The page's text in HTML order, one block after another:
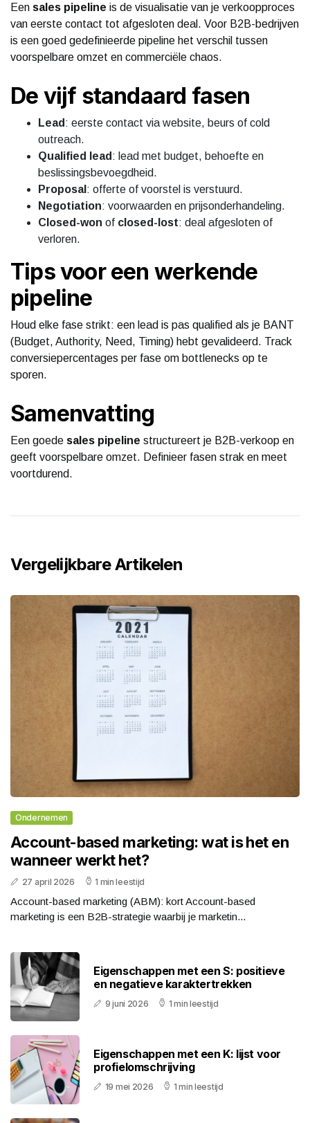
Een sales pipeline is de visualisatie van je verkoopproces
van eerste contact tot afgesloten deal. Voor B2B-bedrijven
is een goed gedefinieerde pipeline het verschil tussen
voorspelbare omzet en commerciële chaos.
De vijf standaard fasen
Lead : eerste contact via website, beurs of cold
outreach.
Qualified lead : lead met budget, behoefte en
beslissingsbevoegdheid.
Proposal : offerte of voorstel is verstuurd.
Negotiation: voorwaarden en prijsonderhandeling.
Closed-won of closed-lost: deal afgesloten of
verloren.
Tips voor een werkende
pipeline
Houd elke fase strikt: een lead is pas qualified als je BANT
(Budget, Authority, Need, Timing) hebt gevalideerd. Track
conversiepercentages per fase om bottlenecks op te
sporen.
Samenvatting
Een goede sales pipeline structureert je B2B-verkoop en
geeft voorspelbare omzet. Definieer fasen strak en meet
voortdurend.
Vergelijkbare Artikelen
Ondernemen
Account-based marketing: wat is het en
wanneer werkt het?
27 april 2026 1 min leestijd
Account-based marketing (ABM): kort Account-based
marketing is een B2B-strategie waarbij je marketin...
Eigenschappen met een S: positieve
en negatieve karaktertrekken
9 juni 2026 1 min leestijd
Eigenschappen met een K: lijst voor
profielomschrijving
19 mei 2026 1 min leestijd